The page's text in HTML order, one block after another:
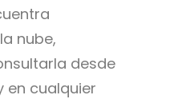
nube,
desde
en cualquier